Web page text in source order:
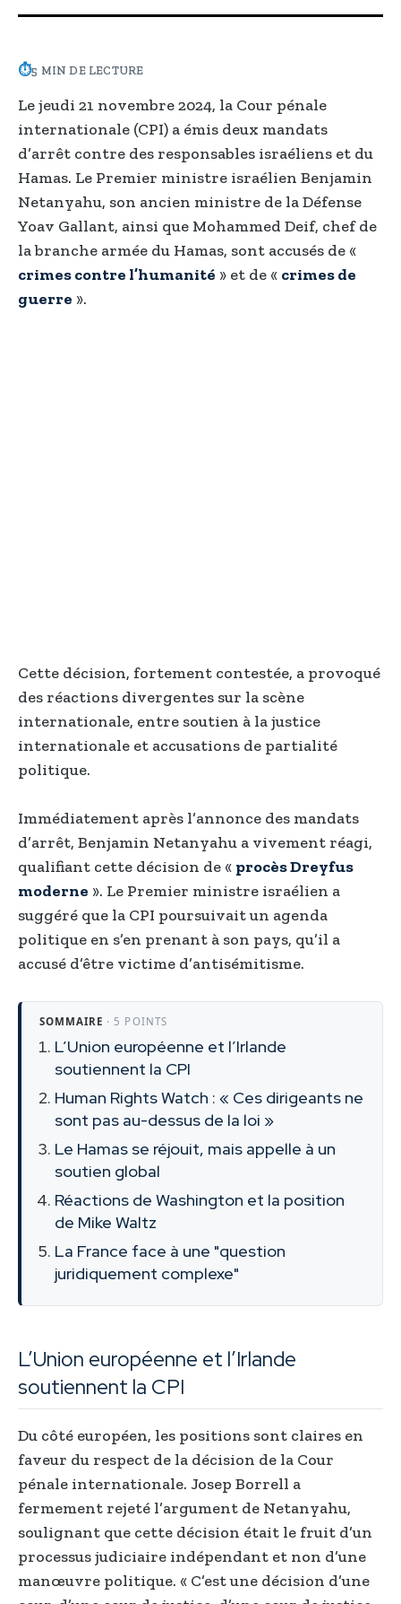
⏱5 MIN DE LECTURE
Le jeudi 21 novembre 2024, la Cour pénale
internationale (CPI) a émis deux mandats
d’arrêt contre des responsables israéliens et du
Hamas. Le Premier ministre israélien Benjamin
Netanyahu, son ancien ministre de la Défense
Yoav Gallant, ainsi que Mohammed Deif, chef de
la branche armée du Hamas, sont accusés de «
crimes contre l’humanité » et de « crimes de
guerre ».
Cette décision, fortement contestée, a provoqué
des réactions divergentes sur la scène
internationale, entre soutien à la justice
internationale et accusations de partialité
politique.
Immédiatement après l’annonce des mandats
d’arrêt, Benjamin Netanyahu a vivement réagi,
qualifiant cette décision de « procès Dreyfus
moderne ». Le Premier ministre israélien a
suggéré que la CPI poursuivait un agenda
politique en s’en prenant à son pays, qu’il a
accusé d’être victime d’antisémitisme.
SOMMAIRE · 5 POINTS
L’Union européenne et l’Irlande
soutiennent la CPI
Human Rights Watch : « Ces dirigeants ne
sont pas au-dessus de la loi »
Le Hamas se réjouit, mais appelle à un
soutien global
Réactions de Washington et la position
de Mike Waltz
La France face à une "question
juridiquement complexe"
L’Union européenne et l’Irlande
soutiennent la CPI
Du côté européen, les positions sont claires en
faveur du respect de la décision de la Cour
pénale internationale. Josep Borrell a
fermement rejeté l’argument de Netanyahu,
soulignant que cette décision était le fruit d’un
processus judiciaire indépendant et non d’une
manœuvre politique. « C’est une décision d’une